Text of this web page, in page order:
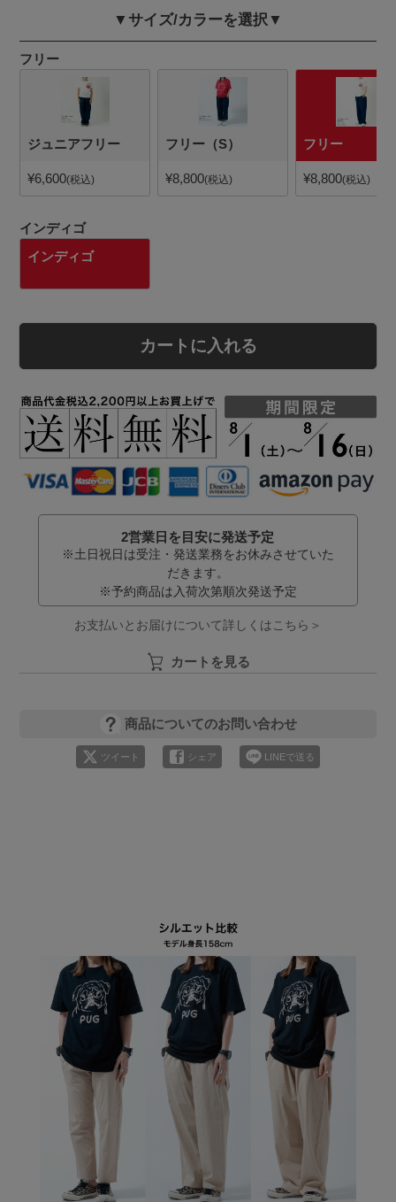
▼サイズ/カラーを選択▼
フリー
ジュニアフリー
¥6,600 税込
フリー（S）
¥8,800 税込
フリー
¥8,800 税込
インディゴ
インディゴ
カートに入れる
2営業日を目安に発送予定
※土日祝日は受注・発送業務をお休みさせていた
だきます。
※予約商品は入荷次第順次発送予定
お支払いとお届けについて詳しくはこちら＞
カートを見る
商品についてのお問い合わせ
ツイート シェア LINEで送る